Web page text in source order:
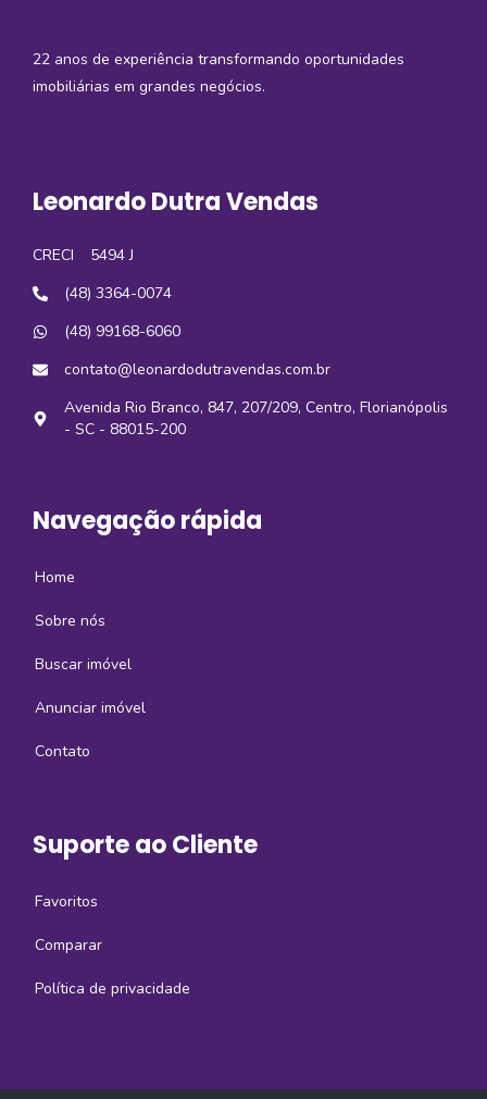
22 anos de experiência transformando oportunidades
imobiliárias em grandes negócios.
Leonardo Dutra Vendas
CRECI
5494 J
(48) 3364-0074
(48) 99168-6060
contato@leonardodutravendas.com.br
Avenida Rio Branco, 847, 207/209, Centro, Florianópolis
- SC - 88015-200
Navegação rápida
Home
Sobre nós
Buscar imóvel
Anunciar imóvel
Contato
Suporte ao Cliente
Favoritos
Comparar
Política de privacidade